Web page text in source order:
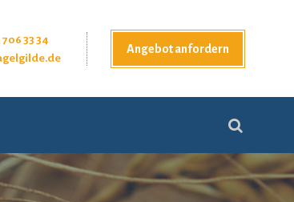
706 33 34
Angebot anfordern
nach: